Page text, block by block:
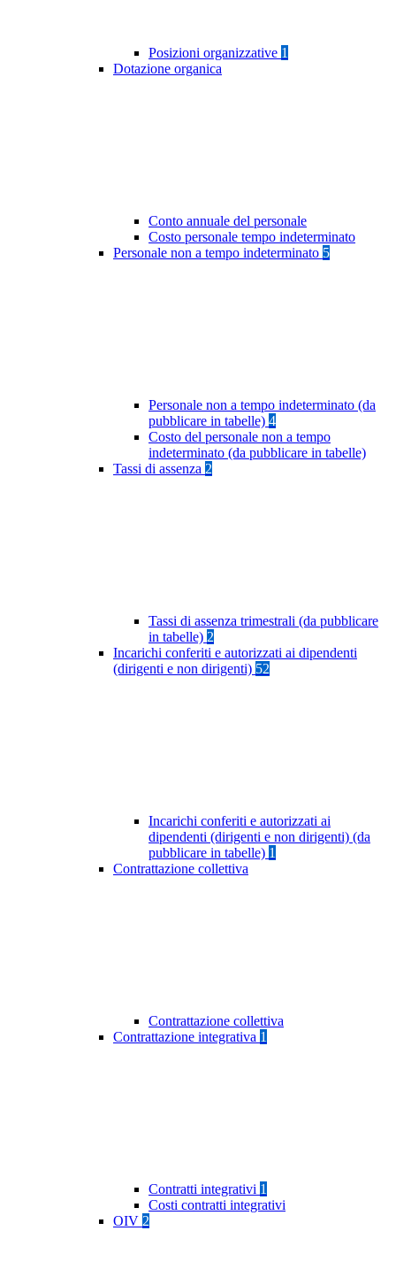
Posizioni organizzative 1
Dotazione organica
Conto annuale del personale
Costo personale tempo indeterminato
Personale non a tempo indeterminato 5
Personale non a tempo indeterminato (da
pubblicare in tabelle) 4
Costo del personale non a tempo
indeterminato (da pubblicare in tabelle)
Tassi di assenza 2
Tassi di assenza trimestrali (da pubblicare
in tabelle) 2
Incarichi conferiti e autorizzati ai dipendenti
(dirigenti e non dirigenti) 52
Incarichi conferiti e autorizzati ai
dipendenti (dirigenti e non dirigenti) (da
pubblicare in tabelle) 1
Contrattazione collettiva
Contrattazione collettiva
Contrattazione integrativa 1
Contratti integrativi 1
Costi contratti integrativi
OIV 2